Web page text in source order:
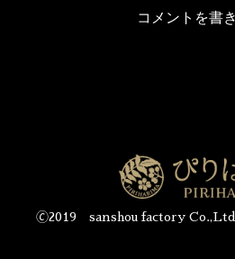
コメントを書
🄫2019 sanshou factory